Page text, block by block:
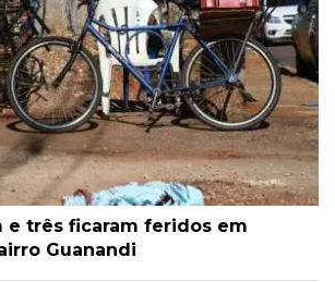
e três ficaram feridos em
Guanandi